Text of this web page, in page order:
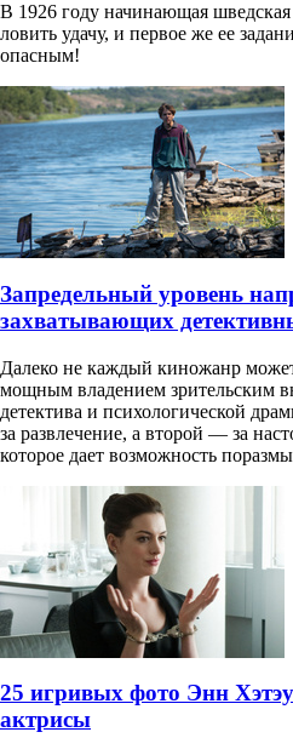
В 1926 году начинающая шведская
ловить удачу, и первое же ее
опасным!
Запредельный уровень
захватывающих
Далеко не каждый киножанр может
мощным владением зрительским
детектива и психологической
за развлечение, а второй — за
которое дает возможность
25 игривых фото Энн
актрисы